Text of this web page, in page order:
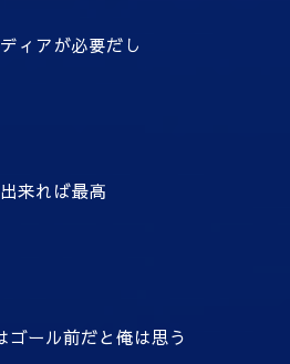
ィアが必要だし
来れば最高
ゴール前だと俺は思う